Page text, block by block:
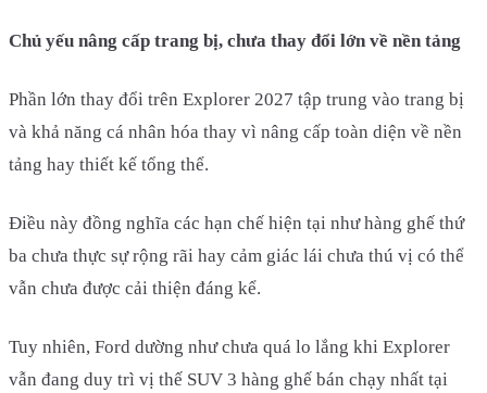
Chủ yếu nâng cấp trang bị, chưa thay đổi lớn về nền tảng
Phần lớn thay đổi trên Explorer 2027 tập trung vào trang bị
và khả năng cá nhân hóa thay vì nâng cấp toàn diện về nền
tảng hay thiết kế tổng thể.
Điều này đồng nghĩa các hạn chế hiện tại như hàng ghế thứ
ba chưa thực sự rộng rãi hay cảm giác lái chưa thú vị có thể
vẫn chưa được cải thiện đáng kể.
Tuy nhiên, Ford dường như chưa quá lo lắng khi Explorer
vẫn đang duy trì vị thế SUV 3 hàng ghế bán chạy nhất tại